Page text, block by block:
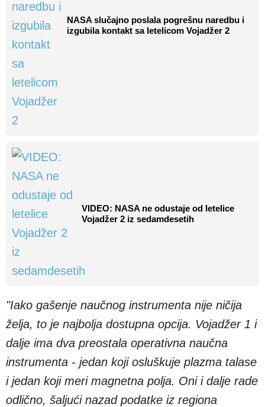
NASA slučajno poslala pogrešnu naredbu i
izgubila kontakt sa letelicom Vojadžer 2
VIDEO: NASA ne odustaje od letelice
Vojadžer 2 iz sedamdesetih
"Iako gašenje naučnog instrumenta nije ničija
želja, to je najbolja dostupna opcija. Vojadžer 1 i
dalje ima dva preostala operativna naučna
instrumenta - jedan koji osluškuje plazma talase
i jedan koji meri magnetna polja. Oni i dalje rade
odlično, šaljući nazad podatke iz regiona